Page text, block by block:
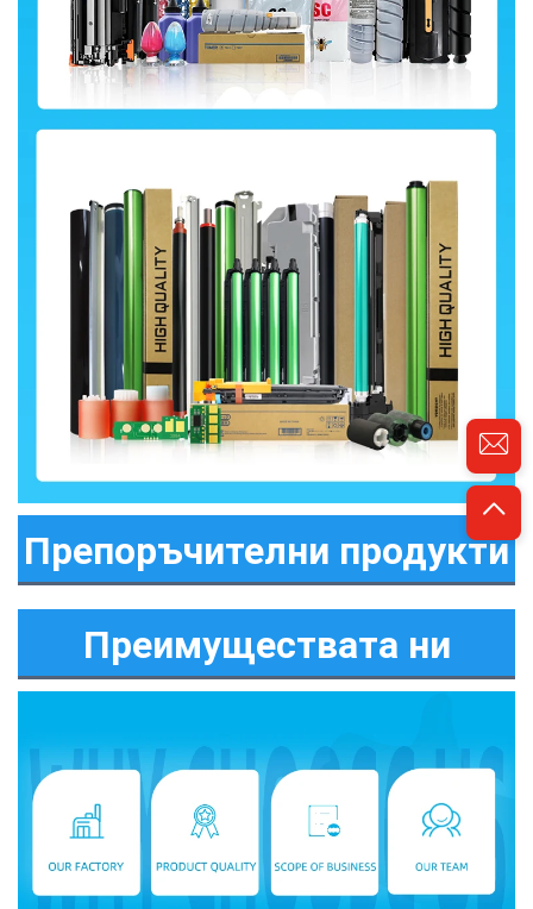
Препоръчителни продукти
Преимуществата ни